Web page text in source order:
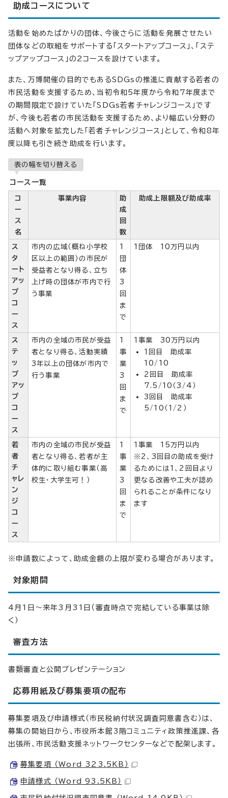
助成コースについて
活動を始めたばかりの団体、今後さらに活動を発展させたい
団体などの取組をサポートする「スタートアップコース」、「ステ
ップアップコース」の2コースを設けています。
また、万博開催の目的でもあるSDGsの推進に貢献する若者の
市民活動を支援するため、当初令和5年度から令和7年度まで
の期間限定で設けていた「SDGs若者チャレンジコース」です
が、今後も若者の市民活動を支援するため、より幅広い分野の
活動へ対象を拡充した「若者チャレンジコース」として、令和8年
度以降も引き続き助成を行います。
表の幅を切り替える
コース一覧
コ
ー
ス
名
事業内容
助
成
回
数
助成上限額及び助成率
ス
タ
ート
アッ
プ
コ
ー
ス
市内の広域（概ね小学校
区以上の範囲）の市民が
受益者となり得る、立ち
上げ時の団体が市内で行
う事業
1
団
体
3
回
ま
で
1団体 10万円以内
ス
テ
ッ
プ
アッ
プ
コ
ー
ス
市内の全域の市民が受益
者となり得る、活動実績
3年以上の団体が市内で
行う事業
1
事
業
3
回
ま
で
1事業 30万円以内
1回目 助成率
10/10
2回目 助成率
7.5/10（3/4）
3回目 助成率
5/10（1/2）
若
者
チ
ャレ
ン
ジ
コ
ー
ス
市内の全域の市民が受益
者となり得る、若者が主
体的に取り組む事業（高
校生・大学生可！）
1
事
業
3
回
ま
で
1事業 15万円以内
※2、3回目の助成を受け
るためには1、2回目より
更なる改善や工夫が認め
られることが条件になり
ます
※申請数によって、助成金額の上限が変わる場合があります。
対象期間
4月1日～来年3月31日（審査時点で完結している事業は除
く）
審査方法
書類審査と公開プレゼンテーション
応募用紙及び募集要項の配布
募集要項及び申請様式（市民税納付状況調査同意書含む）は、
募集の開始日から、市役所本館3階コミュニティ政策推進課、各
出張所、市民活動支援ネットワークセンターなどで配架します。
募集要項 （Word 323.5KB）
申請様式 （Word 93.5KB）